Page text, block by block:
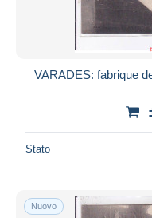
VARADES: fabrique
Stato
Nuovo